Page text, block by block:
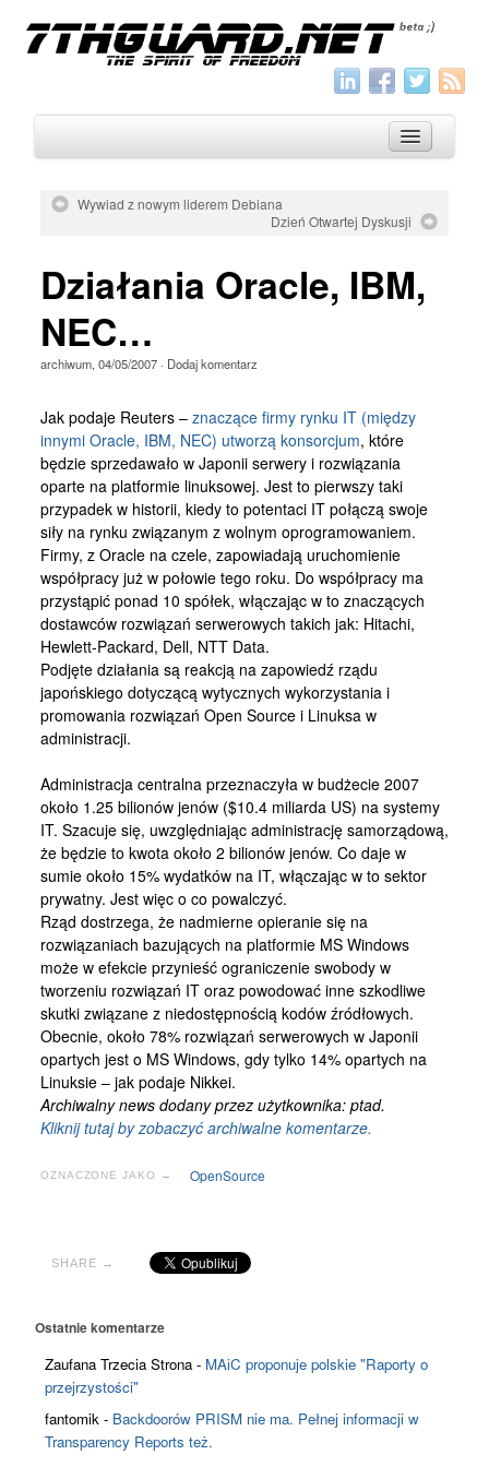
Archiwum
Aktualności
Krótkie
Jak pisać
Kontakt
Wywiad z nowym liderem Debiana
Dzień Otwartej Dyskusji
Działania Oracle, IBM,
NEC…
archiwum, 04/05/2007· Dodaj komentarz
Jak podaje Reuters – znaczące firmy rynku IT (między
innymi Oracle, IBM, NEC) utworzą konsorcjum, które
będzie sprzedawało w Japonii serwery i rozwiązania
oparte na platformie linuksowej. Jest to pierwszy taki
przypadek w historii, kiedy to potentaci IT połączą swoje
siły na rynku związanym z wolnym oprogramowaniem.
Firmy, z Oracle na czele, zapowiadają uruchomienie
współpracy już w połowie tego roku. Do współpracy ma
przystąpić ponad 10 spółek, włączając w to znaczących
dostawców rozwiązań serwerowych takich jak: Hitachi,
Hewlett-Packard, Dell, NTT Data.
Podjęte działania są reakcją na zapowiedź rządu
japońskiego dotyczącą wytycznych wykorzystania i
promowania rozwiązań Open Source i Linuksa w
administracji.
Administracja centralna przeznaczyła w budżecie 2007
około 1.25 bilionów jenów ($10.4 miliarda US) na systemy
IT. Szacuje się, uwzględniając administrację samorządową,
że będzie to kwota około 2 bilionów jenów. Co daje w
sumie około 15% wydatków na IT, włączając w to sektor
prywatny. Jest więc o co powalczyć.
Rząd dostrzega, że nadmierne opieranie się na
rozwiązaniach bazujących na platformie MS Windows
może w efekcie przynieść ograniczenie swobody w
tworzeniu rozwiązań IT oraz powodować inne szkodliwe
skutki związane z niedostępnością kodów źródłowych.
Obecnie, około 78% rozwiązań serwerowych w Japonii
opartych jest o MS Windows, gdy tylko 14% opartych na
Linuksie – jak podaje Nikkei.
Archiwalny news dodany przez użytkownika: ptad.
Kliknij tutaj by zobaczyć archiwalne komentarze.
OZNACZONE JAKO → OpenSource
SHARE →
Ostatnie komentarze
Zaufana Trzecia Strona - MAiC proponuje polskie "Raporty o
przejrzystości"
fantomik - Backdoorów PRISM nie ma. Pełnej informacji w
Transparency Reports też.